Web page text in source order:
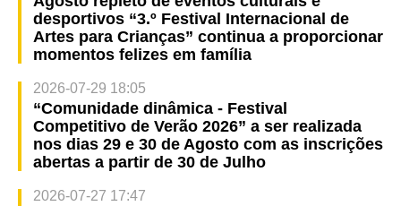
desportivos “3.º Festival Internacional de
Artes para Crianças” continua a proporcionar
momentos felizes em família
2026-07-29 18:05
“Comunidade dinâmica - Festival
Competitivo de Verão 2026” a ser realizada
nos dias 29 e 30 de Agosto com as inscrições
abertas a partir de 30 de Julho
2026-07-27 17:47